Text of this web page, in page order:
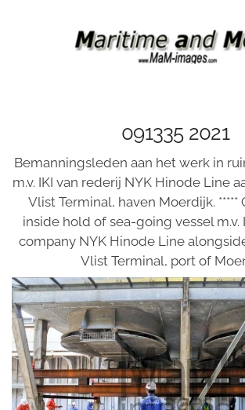
091335 2021
Bemanningsleden aan het werk in
m.v. IKI van rederij NYK Hinode Line
Vlist Terminal, haven Moerdijk.
inside hold of sea-going vessel m.v.
company NYK Hinode Line
Vlist Terminal, port of